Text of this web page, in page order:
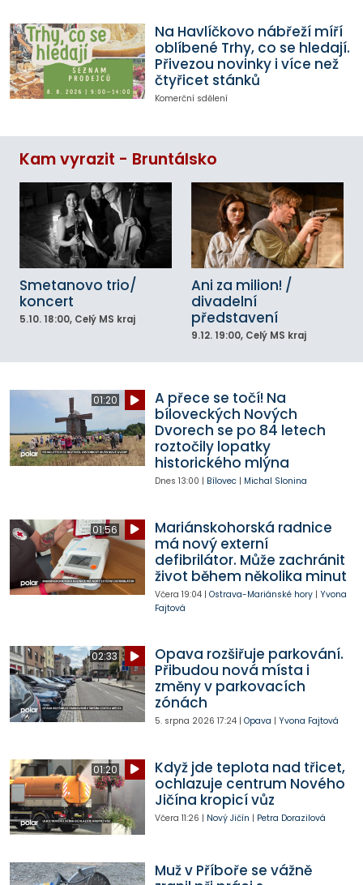
Na Havlíčkovo nábřeží míří
oblíbené Trhy, co se hledají.
Přivezou novinky i více než
čtyřicet stánků
Komerční sdělení
Kam vyrazit - Bruntálsko
Smetanovo trio/
koncert
5.10. 18:00, Celý MS kraj
Ani za milion! /
divadelní
představení
9.12. 19:00, Celý MS kraj
01:20
A přece se točí! Na
bíloveckých Nových
Dvorech se po 84 letech
roztočily lopatky
historického mlýna
Dnes 13:00 | Bílovec| Michal Slonina
01:56
Mariánskohorská radnice
má nový externí
defibrilátor. Může zachránit
život během několika minut
Včera 19:04| Ostrava-Mariánské hory| Yvona
Fajtová
02:33
Opava rozšiřuje parkování.
Přibudou nová místa i
změny v parkovacích
zónách
5. srpna 2026 17:24| Opava | Yvona Fajtová
01:20
Když jde teplota nad třicet,
ochlazuje centrum Nového
Jičína kropicí vůz
Včera 11:26 | Nový Jičín | Petra Dorazilová
Muž v Příboře se vážně